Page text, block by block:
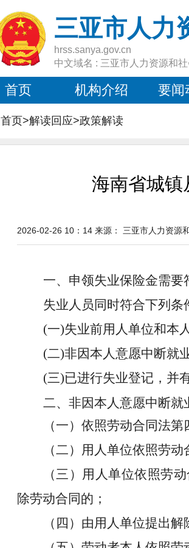
三亚市人力
hrss.sanya.gov.cn
中文域名 : 三亚市人力资源和
首页 机构介绍 要闻
首页>解读回应>政策解读
海南省城镇
2026-02-26 10：14 来源： 三亚市人力资源
一、申领失业保险金需要
失业人员 同时符合下列条
(一)失业前用人单位和本
(二)非因本人意愿中断就
(三)已进行失业登记，并
二、 非因本人意愿中断就
（一） 依照劳动合同法第
（二） 用人单位依照劳动
（三） 用人单位依照劳
除劳动合同的；
（四） 由用人单位提出解